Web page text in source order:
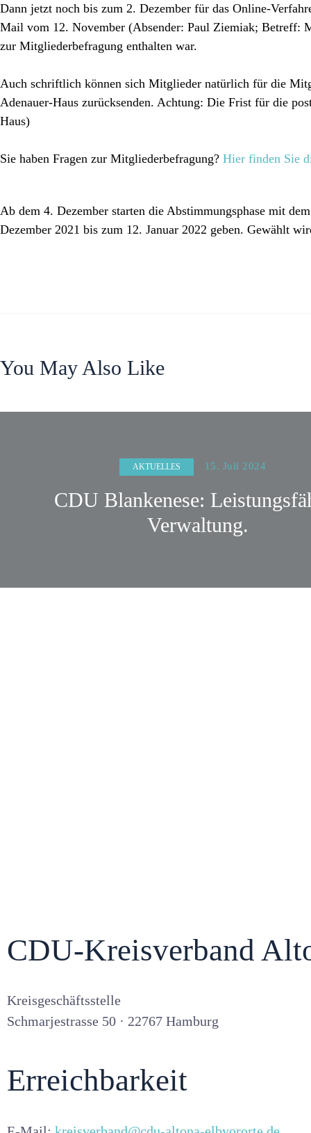
Dann jetzt noch bis zum 2. Dezember für das Online-
Mail vom 12. November (Absender: Paul Ziemiak; Betreff:
zur Mitgliederbefragung enthalten war.
Auch schriftlich können sich Mitglieder natürlich für die
Adenauer-Haus zurücksenden. Achtung: Die Frist für die
Haus)
Sie haben Fragen zur Mitgliederbefragung? Hier finden Sie
Ab dem 4. Dezember starten die Abstimmungsphase mit
Dezember 2021 bis zum 12. Januar 2022 geben. Gewählt
You May Also Like
AKTUELLES 15. Juli 2024
CDU Blankenese:
Verwaltung.
CDU-Kreisverband
Kreisgeschäftsstelle
Schmarjestrasse 50 · 22767 Hamburg
Erreichbarkeit